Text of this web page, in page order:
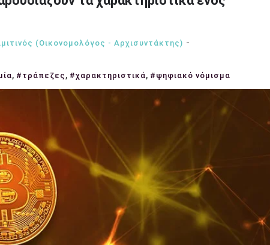
(Οικονομολόγος - Αρχισυντάκτης)
, #τράπεζες , #χαρακτηριστικά, #ψηφιακό νόμισμα